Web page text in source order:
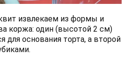
извлекаем из формы и
коржа: один (высотой 2 см)
для основания торта, а второй